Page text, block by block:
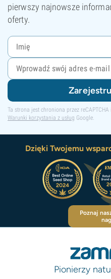
pierwszy najnowsze
oferty.
Ta strona jest chroniona przez
Warunki korzystania z usług Google.
Dzięki Twojemu
Poznaj
Pionierzy